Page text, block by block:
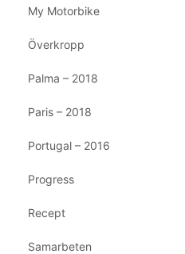
My Motorbike
Överkropp
Palma – 2018
Paris – 2018
Portugal – 2016
Progress
Recept
Samarbeten